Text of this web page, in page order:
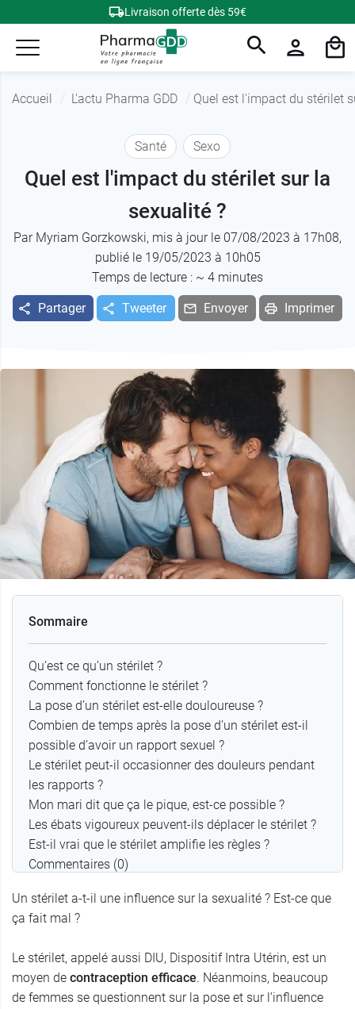
Livraison offerte dès 59€
Accueil L'actu Pharma GDD Quel est l'impact du stérilet
Santé Sexo
Quel est l'impact du stérilet sur la
sexualité ?
Par Myriam Gorzkowski, mis à jour le 07/08/2023 à 17h08,
publié le 19/05/2023 à 10h05
Temps de lecture : ~ 4 minutes
Partager Tweeter Envoyer Imprimer
Sommaire
Qu’est ce qu’un stérilet ?
Comment fonctionne le stérilet ?
La pose d’un stérilet est-elle douloureuse ?
Combien de temps après la pose d’un stérilet est-il
possible d’avoir un rapport sexuel ?
Le stérilet peut-il occasionner des douleurs pendant
les rapports ?
Mon mari dit que ça le pique, est-ce possible ?
Les ébats vigoureux peuvent-ils déplacer le stérilet ?
Est-il vrai que le stérilet amplifie les règles ?
Commentaires (0)
Un stérilet a-t-il une influence sur la sexualité ? Est-ce que
ça fait mal ?
Le stérilet, appelé aussi DIU, Dispositif Intra Utérin, est un
moyen de contraception efficace. Néanmoins, beaucoup
de femmes se questionnent sur la pose et sur l’influence